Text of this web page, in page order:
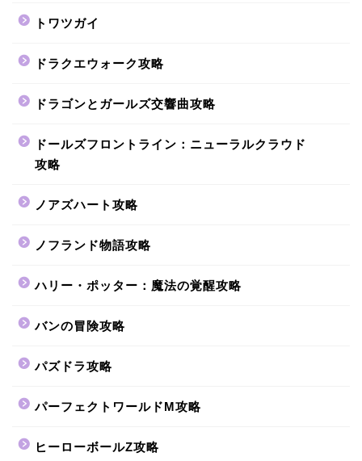
トワツガイ
ドラクエウォーク攻略
ドラゴンとガールズ交響曲攻略
ドールズフロントライン：ニューラルクラウド
攻略
ノアズハート攻略
ノフランド物語攻略
ハリー・ポッター：魔法の覚醒攻略
バンの冒険攻略
パズドラ攻略
パーフェクトワールドM攻略
ヒーローボールZ攻略